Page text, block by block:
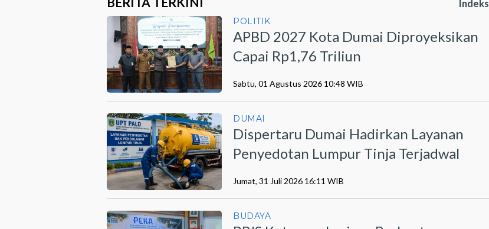
Indeks
POLITIK
APBD 2027 Kota Dumai Diproyeksikan
Capai Rp1,76 Triliun
Sabtu, 01 Agustus 2026 10:48 WIB
DUMAI
Dispertaru Dumai Hadirkan Layanan
Penyedotan Lumpur Tinja Terjadwal
Jumat, 31 Juli 2026 16:11 WIB
BUDAYA